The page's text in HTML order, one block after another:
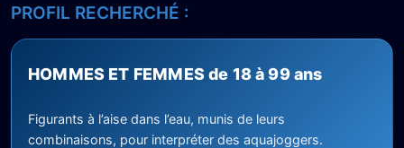
PROFIL RECHERCHÉ :
HOMMES ET FEMMES de 18 à 99 ans
Figurants à l’aise dans l’eau, munis de leurs
combinaisons, pour interpréter des aquajoggers.